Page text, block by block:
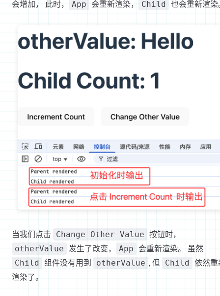
会增加， 此时， App 会重新渲染， Child 也会重新渲染
当我们点击 Change Other Value 按钮时，
otherValue 发生了改变， App 会重新渲染。 虽然
Child 组件没有用到 otherValue , 但 Child
依然重
渲染了。